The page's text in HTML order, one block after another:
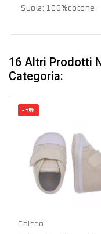
Suola: 100%cotone
16 Altri Prodotti
Categoria:
-5%
Chicco